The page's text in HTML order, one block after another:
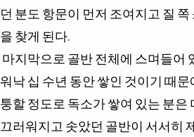
던 분도 항문이 먼저 조여지고 질
을 찾게 된다.
워낙 십 수년 동안 쌓인 것이기 때
퉁할 정도로 독소가 쌓여 있는 분
끄러워지고 솟았던 골반이 서서히